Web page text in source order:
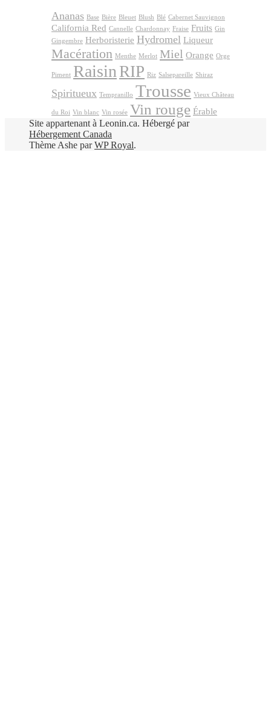
Ananas Base Bière Bleuet Blush Blé Cabernet Sauvignon
California Red Cannelle Chardonnay Fraise Fruits Gin
Gingembre Herboristerie Hydromel Liqueur
Macération Menthe Merlot Miel Orange Orge
Piment Raisin RIP Riz Salsepareille Shiraz
Spiritueux Tempranillo Trousse Vieux Château
du Roi Vin blanc Vin rosée Vin rouge Érable
Site appartenant à Leonin.ca. Hébergé par
Hébergement Canada
Thème Ashe parWP Royal.